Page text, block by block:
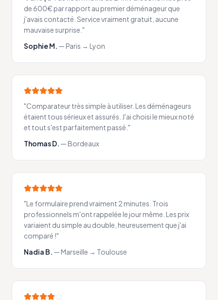
de 600€ par rapport au premier déménageur que
j'avais contacté. Service vraiment gratuit, aucune
mauvaise surprise. "
Sophie M. —Paris → Lyon
"Comparateur très simple à utiliser. Les déménageurs
étaient tous sérieux et assurés. J'ai choisi le mieux noté
et tout s'est parfaitement passé. "
Thomas D. —Bordeaux
"Le formulaire prend vraiment 2 minutes. Trois
professionnels m'ont rappelée le jour même. Les prix
variaient du simple au double, heureusement que j'ai
comparé !"
Nadia B. —Marseille → Toulouse